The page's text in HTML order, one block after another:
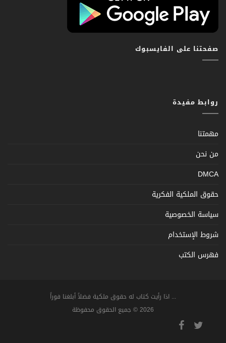
صفحتنا على الفايسبوك
روابط مفيدة
مهمتنا
من نحن
DMCA
حقوق الملكية الفكرية
سياسة الخصوصية
شروط الإستخدام
فهرس الكتب
... اذا رأيت كتاب له حقوق ملكية فضلاً أبلغنا فوراً
2026 © جميع الحقوق محفوظة